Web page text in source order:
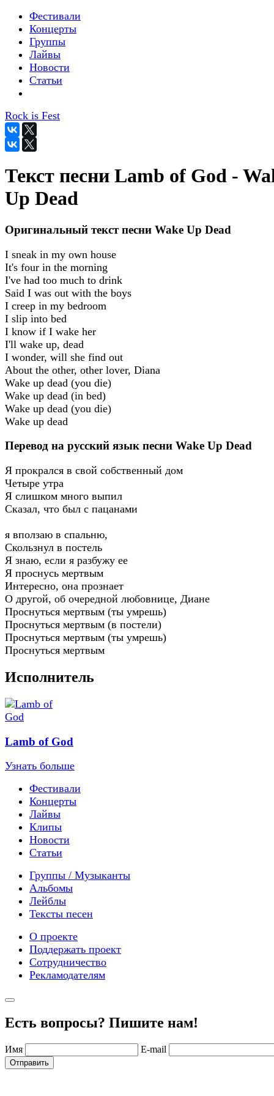
Фестивали
Концерты
Группы
Лайвы
Новости
Статьи
Rock is Fest
Текст песни Lamb of God -
Up Dead
Оригинальный текст песни Wake Up Dead
I sneak in my own house
It's four in the morning
I've had too much to drink
Said I was out with the boys
I creep in my bedroom
I slip into bed
I know if I wake her
I'll wake up, dead
I wonder, will she find out
About the other, other lover, Diana
Wake up dead (you die)
Wake up dead (in bed)
Wake up dead (you die)
Wake up dead
Перевод на русский язык песни Wake Up Dead
Я прокрался в свой собственный дом
Четыре утра
Я слишком много выпил
Сказал, что был с пацанами
я вползаю в спальню,
Скользнул в постель
Я знаю, если я разбужу ее
Я проснусь мертвым
Интересно, она прознает
О другой, об очередной любовнице, Диане
Проснуться мертвым (ты умрешь)
Проснуться мертвым (в постели)
Проснуться мертвым (ты умрешь)
Проснуться мертвым
Исполнитель
Lamb of God
Узнать больше
Фестивали
Концерты
Лайвы
Клипы
Новости
Статьи
Группы / Музыканты
Альбомы
Лейблы
Тексты песен
О проекте
Поддержать проект
Сотрудничество
Рекламодателям
Есть вопросы? Пишите нам!
Имя E-mail